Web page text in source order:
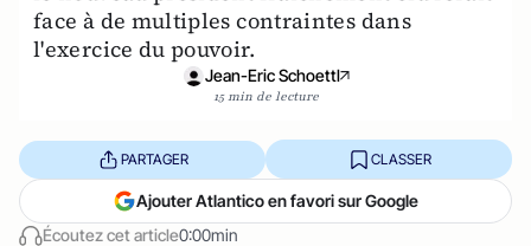
face à de multiples contraintes dans
l'exercice du pouvoir.
Jean-Eric Schoettl
15 min de lecture
Écoutez cet article0:00min
PARTAGER CLASSER
Ajouter Atlantico en favori sur Google